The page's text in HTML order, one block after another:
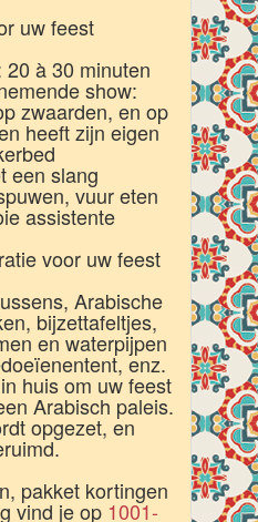
uw feest
à 30 minuten
show:
zwaarden, en op
heeft zijn eigen
een slang
vuur eten
assistente
voor uw feest
Arabische
bijzettafeltjes,
en waterpijpen
enz.
huis om uw feest
Arabisch paleis.
opgezet, en
pakket kortingen
vind je op 1001-